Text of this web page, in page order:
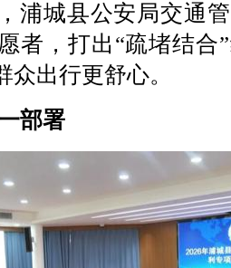
浦城县公安局交通
者，打出“疏堵结合
出行更舒心。
部署